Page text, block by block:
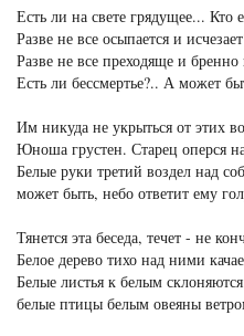
Есть ли на свете грядущее... Кто
Разве не все осыпается и
Разве не все преходяще и бренно
Есть ли бессмертье?.. А может
Им никуда не укрыться от этих
Юноша грустен. Старец оперся
Белые руки третий воздел над
может быть, небо ответит ему
Тянется эта беседа, течет - не
Белое дерево тихо над ними
Белые листья к белым
белые птицы белым овеяны